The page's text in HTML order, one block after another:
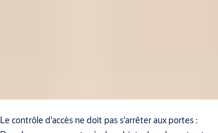
Le contrôle d'accès ne doit pas s'arrêter aux portes :